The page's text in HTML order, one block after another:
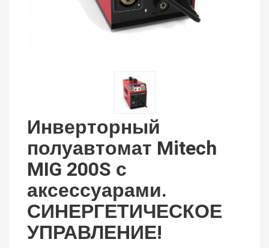
Инверторный
полуавтомат Mitech
MIG 200S с
аксессуарами.
СИНЕРГЕТИЧЕСКОЕ
УПРАВЛЕНИЕ!